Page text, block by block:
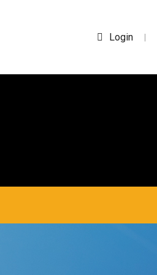
Login |